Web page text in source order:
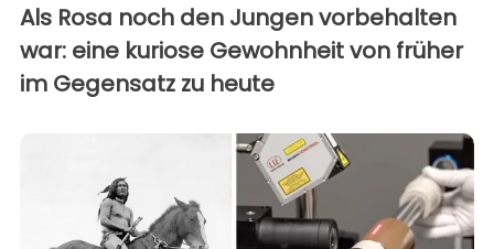
Als Rosa noch den Jungen vorbehalten
war: eine kuriose Gewohnheit von früher
im Gegensatz zu heute